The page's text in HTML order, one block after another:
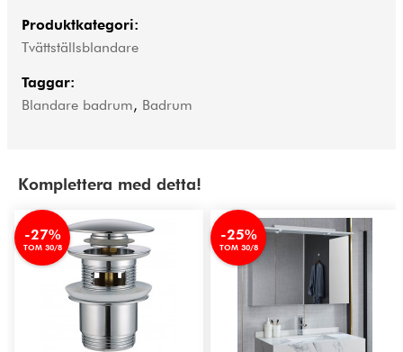
Produktkategori:
Tvättställsblandare
Taggar:
Blandare badrum, Badrum
Komplettera med detta!
-27%
TOM 30/8
-25%
TOM 30/8